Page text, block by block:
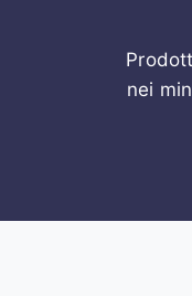
nei